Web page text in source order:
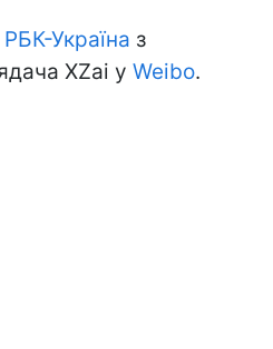
РБК-Україна з
XZai у Weibo.